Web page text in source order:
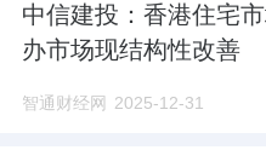
中信建投：香港住宅
办市场现结构性改善
智通财经网 2025-12-31